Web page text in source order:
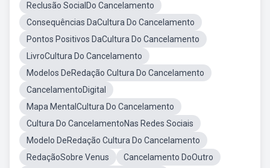
Reclusão SocialDo Cancelamento
Consequências DaCultura Do Cancelamento
Pontos Positivos DaCultura Do Cancelamento
LivroCultura Do Cancelamento
Modelos DeRedação Cultura Do Cancelamento
CancelamentoDigital
Mapa MentalCultura Do Cancelamento
Cultura Do CancelamentoNas Redes Sociais
Modelo DeRedação Cultura Do Cancelamento
RedaçãoSobre Venus
Cancelamento DoOutro